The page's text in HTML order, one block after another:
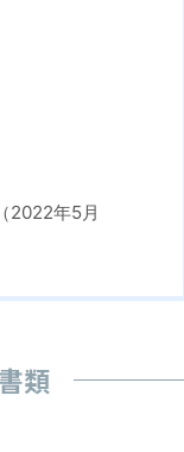
2022年5月
類